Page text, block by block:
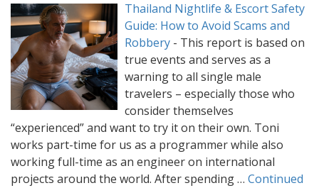
Thailand Nightlife & Escort Safety
Guide: How to Avoid Scams and
Robbery - This report is based on
true events and serves as a
warning to all single male
travelers – especially those who
consider themselves
“experienced” and want to try it on their own. Toni
works part-time for us as a programmer while also
working full-time as an engineer on international
projects around the world. After spending … Continued